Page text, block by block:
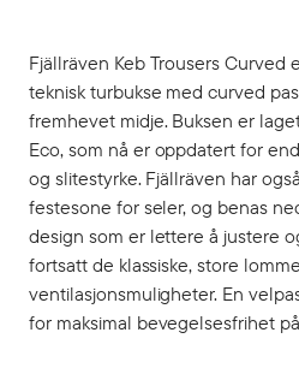
Fjällräven Keb Trousers Curved
teknisk turbukse med curved
fremhevet midje. Buksen er
Eco, som nå er oppdatert for
og slitestyrke. Fjällräven har
festesone for seler, og benas
design som er lettere å justere
fortsatt de klassiske, store
ventilasjonsmuligheter. En
for maksimal bevegelsesfrihet